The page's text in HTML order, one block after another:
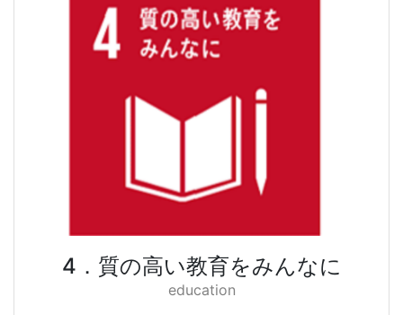
4．質の高い教育をみんなに
education